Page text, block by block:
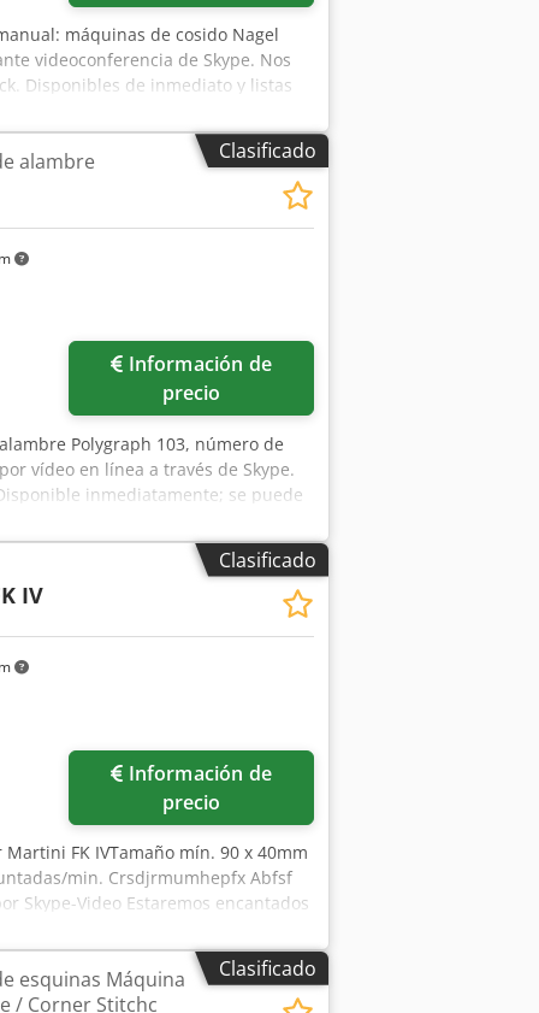
máquinas de cosido Nagel
videoconferencia de Skype. Nos
Disponibles de inmediato y listas
posibilidad de probarlas.
Clasificado
alambre
precio
Polygraph 103, número de
vídeo en línea a través de Skype.
inmediatamente; se puede
Clasificado
IV
precio
FK IVTamaño mín. 90 x 40mm
min. Crsdjrmumhepfx Abfsf
Skype-Video Estaremos encantados
Puede ser inspeccionado En Stock
Clasificado
esquinas Máquina
/ Corner Stitchc